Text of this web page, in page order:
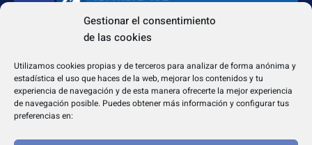
Gestionar el consentimiento
de las cookies
Utilizamos cookies propias y de terceros para analizar de forma anónima y
estadística el uso que haces de la web, mejorar los contenidos y tu
experiencia de navegación y de esta manera ofrecerte la mejor experiencia
de navegación posible. Puedes obtener más información y configurar tus
preferencias en:
dapp@dappeditorial.es